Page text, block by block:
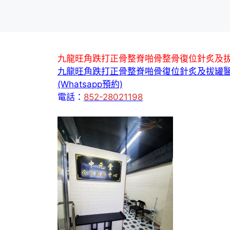
九龍旺角跌打正骨整脊啪骨整骨復位針炙及
九龍旺角跌打正骨整脊啪骨復位針炙及拔罐
(Whatsapp預約)
電話： 852-28021198